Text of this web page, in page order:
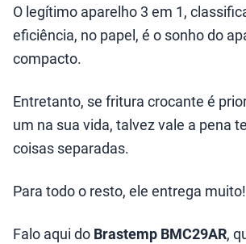
O legítimo aparelho 3 em 1,
eficiência, no papel, é o sonho do
compacto.
Entretanto, se fritura crocante é
um na sua vida, talvez vale a pena
coisas separadas.
Para todo o resto, ele entrega muito!
Falo aqui do Brastemp BMC29AR,